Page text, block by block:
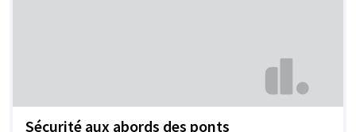
Sécurité aux abords des ponts